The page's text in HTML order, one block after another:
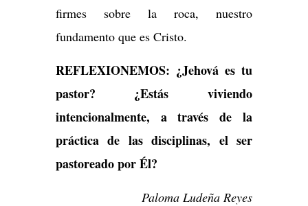
firmes sobre la roca, nuestro
fundamento que es Cristo.
REFLEXIONEMOS: ¿Jehová es tu
pastor? ¿Estás viviendo
intencionalmente, a través de la
práctica de las disciplinas, el ser
pastoreado por Él?
Paloma Ludeña Reyes